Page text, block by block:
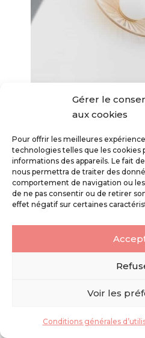
Gérer le
aux cookies
Pour offrir les meilleures
technologies telles que les cookies
informations des appareils. Le fait
nous permettra de traiter des
comportement de navigation ou
de ne pas consentir ou de retirer
effet négatif sur certaines
Voir les
Conditions générales